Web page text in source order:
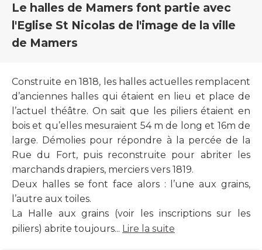
Le halles de Mamers font partie avec
l'Eglise St Nicolas de l'image de la ville
de Mamers
Construite en 1818, les halles actuelles remplacent
d’anciennes halles qui étaient en lieu et place de
l’actuel théâtre. On sait que les piliers étaient en
bois et qu’elles mesuraient 54 m de long et 16m de
large. Démolies pour répondre à la percée de la
Rue du Fort, puis reconstruite pour abriter les
marchands drapiers, merciers vers 1819.
Deux halles se font face alors : l’une aux grains,
l’autre aux toiles.
La Halle aux grains (voir les inscriptions sur les
piliers) abrite toujours... Lire la suite